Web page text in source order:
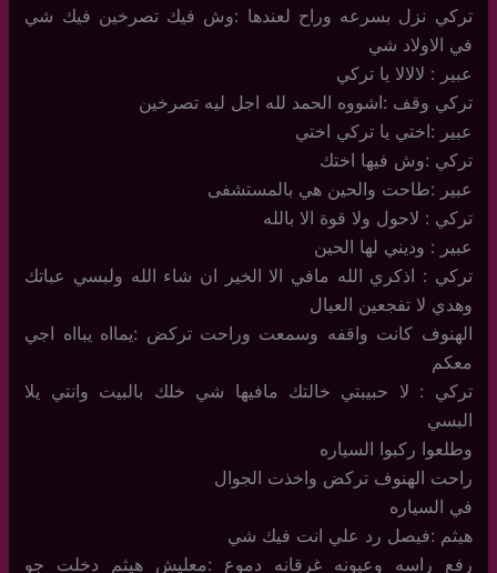
تركي نزل بسرعه وراح لعندها :وش فيك تصرخين فيك شي
في الاولاد شي
عبير : لالالا يا تركي
تركي وقف :اشووه الحمد لله اجل ليه تصرخين
عبير :اختي يا تركي اختي
تركي :وش فيها اختك
عبير :طاحت والحين هي بالمستشفى
تركي : لاحول ولا قوة الا بالله
عبير : وديني لها الحين
تركي : اذكري الله مافي الا الخير ان شاء الله ولبسي عباتك
وهدي لا تفجعين العيال
الهنوف كانت واقفه وسمعت وراحت تركض :يمااه يبااه اجي
معكم
تركي : لا حبيبتي خالتك مافيها شي خلك بالبيت وانتي يلا
البسي
وطلعوا ركبوا السياره
راحت الهنوف تركض واخذت الجوال
في السياره
هيثم :فيصل رد علي انت فيك شي
رفع راسه وعيونه غرقانه دموع :معليش هيثم دخلت جو